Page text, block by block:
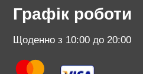
Графік роботи
Щоденно з 10:00 до 20:00